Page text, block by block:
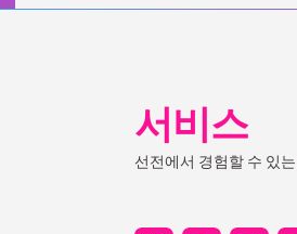
서비스
선전에서 경험할 수 있